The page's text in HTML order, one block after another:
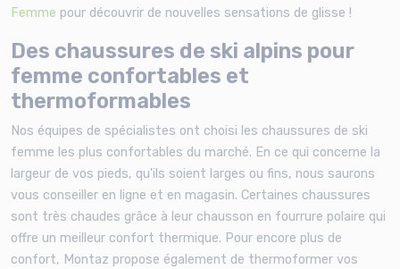
Femme pour découvrir de nouvelles sensations de glisse !
Des chaussures de ski alpins pour
femme confortables et
thermoformables
Nos équipes de spécialistes ont choisi les chaussures de ski
femme les plus confortables du marché. En ce qui concerne la
largeur de vos pieds, qu'ils soient larges ou fins, nous saurons
vous conseiller en ligne et en magasin. Certaines chaussures
sont très chaudes grâce à leur chausson en fourrure polaire qui
offre un meilleur confort thermique. Pour encore plus de
confort, Montaz propose également de thermoformer vos